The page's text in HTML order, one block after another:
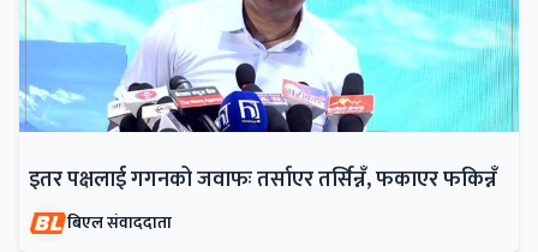
इतर पक्षलाई गगनको जवाफः तर्साएर तर्सिन्नँ, फकाएर फकिन्नँ
बिएल संवाददाता